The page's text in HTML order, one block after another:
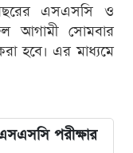
এসএসসি ও
আগামী সোমবার
হবে। এর মাধ্যমে
পরীক্ষার